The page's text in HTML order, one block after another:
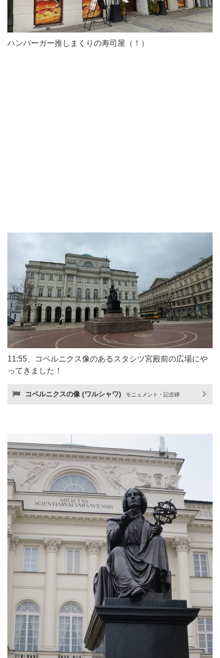
ハンバーガー推しまくりの寿司屋（！）
11:55、コペルニクス像のあるスタシツ宮殿前の広場にや
ってきました！
コペルニクスの像 (ワルシャワ) モニュメント・記念碑